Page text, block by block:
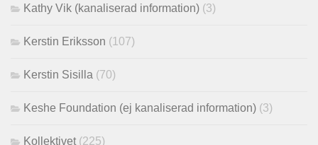
Kathy Vik (kanaliserad information) (3)
Kerstin Eriksson (107)
Kerstin Sisilla (70)
Keshe Foundation (ej kanaliserad information) (3)
Kollektivet (225)